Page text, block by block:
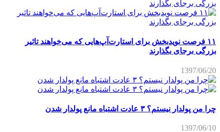
۱۱ فرصت نویدبخش برای استارت‌آپ‌هایی که می‌خواهند تاثیر
بزرگی برجای بگذارند
1397/06/20
چرا من پولدار نیستم؟ ۳ عادت اشتباه مانع پولدار شدن
1397/06/10